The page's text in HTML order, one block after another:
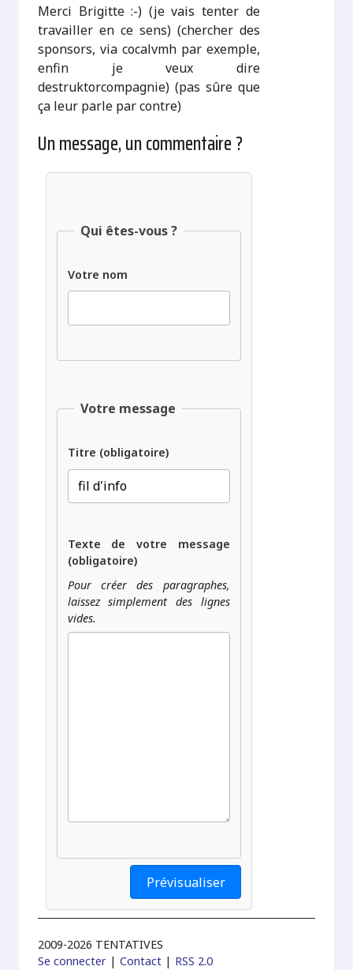
Merci Brigitte :-) (je vais tenter de
travailler en ce sens) (chercher des
sponsors, via cocalvmh par exemple,
enfin je veux dire
destruktorcompagnie) (pas sûre que
ça leur parle par contre)
Un message, un commentaire ?
Qui êtes-vous ?
Votre nom
Votre message
Titre (obligatoire)
Texte de votre message
(obligatoire)
Pour créer des paragraphes,
laissez simplement des lignes
vides.
2009-2026 TENTATIVES
Se connecter |Contact | RSS 2.0